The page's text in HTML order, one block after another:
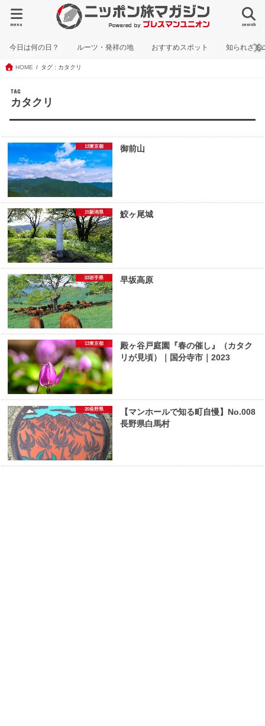
search
menu
今日は何の日？ ルーツ・発祥の地 おすすめスポット 知られざる
HOME タグ : カタクリ
TAG
カタクリ
13東京都 御前山
15新潟県 鮫ヶ尾城
03岩手県 早坂高原
13東京都
殿ヶ谷戸庭園『春の催し』（カタク
リが見頃）｜国分寺市｜2023
20長野県
【マンホールで知る町自慢】No.008
長野県白馬村